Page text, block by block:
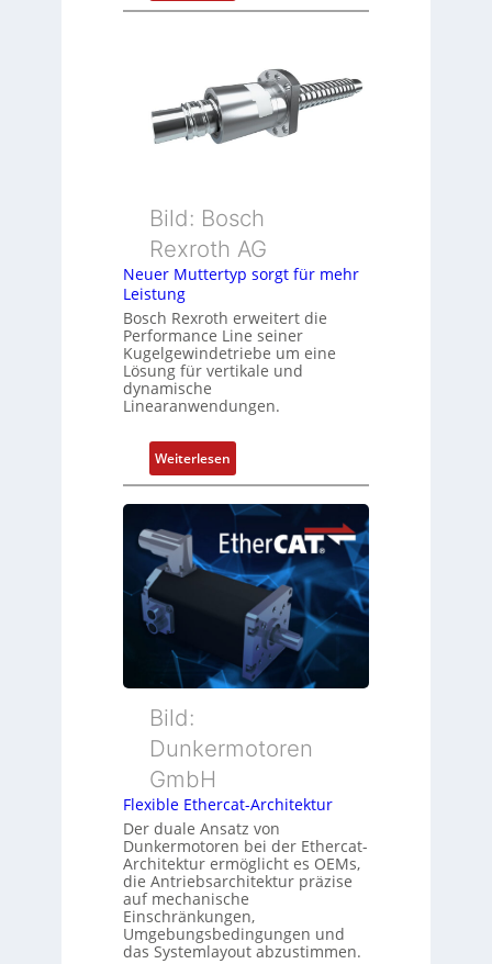
s
m
e
n
u
d
Z
u
t
a
n
d
s
ü
b
e
c
h
g
D
g
e
b
k
m
b
n
i
e
P
o
s
i
t
i
o
e
u
u
n
d
Z
u
s
t
Bild: Bosch
Rexroth AG
Neuer Muttertyp sorgt für mehr
Leistung
Bosch Rexroth erweitert die
Performance Line seiner
Kugelgewindetriebe um eine
Lösung für vertikale und
dynamische
Linearanwendungen.
Weiterlesen:
N
e
e
r
t
e
y
s
o
r
g
t
f
ü
Bild:
Dunkermotoren
GmbH
Flexible Ethercat-Architektur
Der duale Ansatz von
Dunkermotoren bei der Ethercat-
Architektur ermöglicht es OEMs,
die Antriebsarchitektur präzise
auf mechanische
Einschränkungen,
Umgebungsbedingungen und
das Systemlayout abzustimmen.